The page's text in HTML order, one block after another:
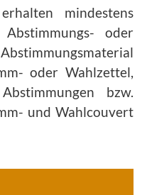
mindestens
oder
oder Wahlzettel,
bzw.
und Wahlcouvert